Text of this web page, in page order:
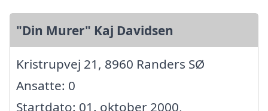
"Din Murer" Kaj Davidsen
Kristrupvej 21, 8960 Randers SØ
Ansatte: 0
Startdato: 01. oktober 2000,